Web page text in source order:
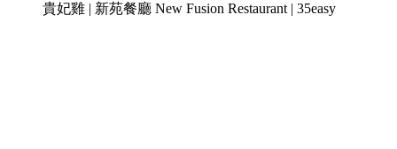
貴妃雞 | 新苑餐廳 New Fusion Restaurant | 35easy